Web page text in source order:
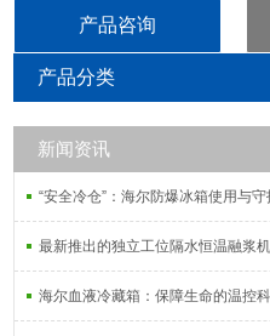
产品咨询
产品分类
新闻资讯
“安全冷仓”：海尔防爆冰箱使用与
最新推出的独立工位隔水恒温融浆
海尔血液冷藏箱：保障生命的温控